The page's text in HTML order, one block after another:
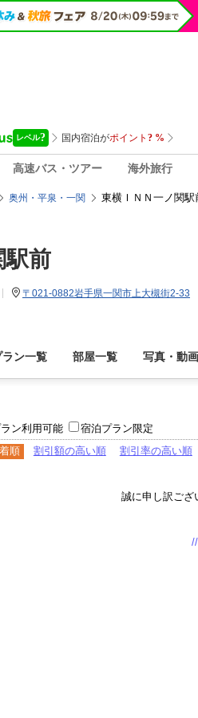
高速バス・ツアー 海外旅行
奥州・平泉・一関 東横ＩＮＮ一ノ関駅
駅前
〒021-0882岩手県一関市上大槻街2-33
ラン一覧 部屋一覧 写真・動
ン利用可能 宿泊プラン限定
順 割引額の高い順 割引率の高い順
誠に申し訳ござ